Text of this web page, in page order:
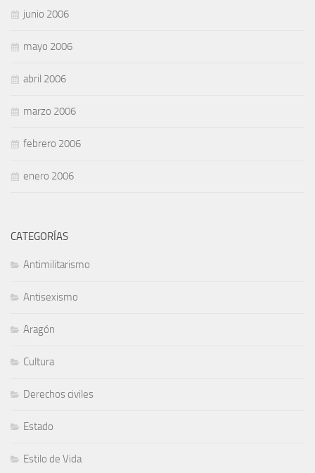
junio 2006
mayo 2006
abril 2006
marzo 2006
febrero 2006
enero 2006
CATEGORÍAS
Antimilitarismo
Antisexismo
Aragón
Cultura
Derechos civiles
Estado
Estilo de Vida